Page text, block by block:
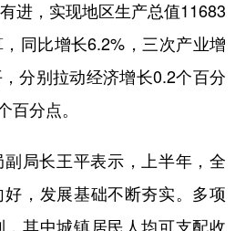
福建 江西
湖北 湖南
海南 重庆
青海 宁夏
黑龙江
进，实现地区生产总值11683
同比增长6.2%，三次产业增
分别拉动经济增长0.2个百分
百分点。
局长王平表示，上半年，全
，发展基础不断夯实。多项
其中城镇居民人均可支配收